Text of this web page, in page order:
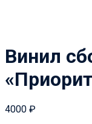
Винил
4000 ₽